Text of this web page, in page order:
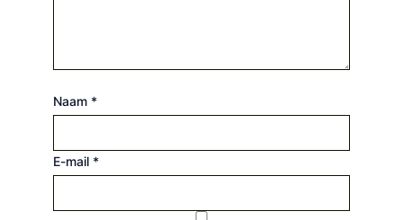
Naam *
E-mail *